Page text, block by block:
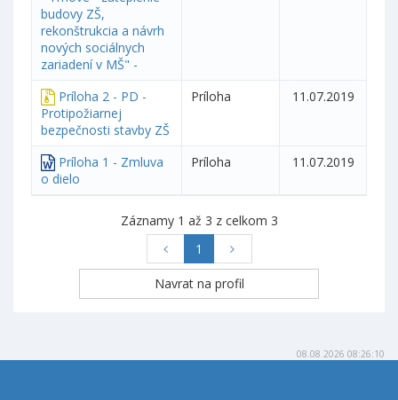
budovy ZŠ,
rekonštrukcia a návrh
nových sociálnych
zariadení v MŠ" -
Príloha 2 - PD -
Protipožiarnej
bezpečnosti stavby ZŠ
Príloha 11.07.2019
Príloha 1 - Zmluva
o dielo
Príloha 11.07.2019
Záznamy 1 až 3 z celkom 3
1
08.08.2026 08:26:10